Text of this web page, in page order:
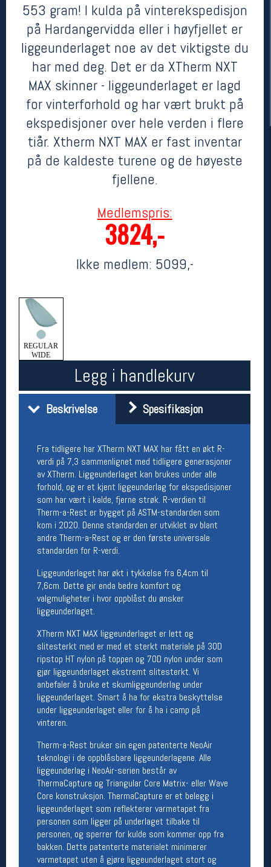
553 gram! I kulda på vinterekspedisjon
på Hardangervidda eller i høyfjellet er
liggeunderlaget noe av det viktigste du
har med deg. Det er da XTherm NXT
MAX skinner - liggeunderlaget er lagd
for vinterforhold og har vært brukt på
ekspedisjoner over hele verden i flere
tiår. Xtherm NXT MAX er fast inventar
på de kaldeste turene og de høyeste
fjellene.
Medlemspris:
3824,-
Ikke medlem: 5099,-
REGULAR
WIDE
Legg i handlekurv
Beskrivelse Spesifikasjon
Fra tidligere har XTherm NXT MAX har fått en økt R-
verdi på 7,3 sammenlignet med tidligere generasjoner
av XTherm. Liggeunderlaget kan brukes under alle
forhold, og er et kjent liggeunderlag for ekspedisjoner
som har vært i kalde, fjerne strøk. R-verdien til
Therm-a-Rest er bygget på ASTM-standarden som
kom i 2020. Denne standarden er utviklet av blant
andre Therm-a-Rest og er den første universale
standarden for R-verdi.
Liggeunderlaget har økt i tykkelse fra 6,4cm til
7,6cm. Dette gir enda bedre komfort og
valgmuligheter i hvor oppblåst du ønsker
liggeunderlaget.
XTherm NXT MAX liggeunderlaget er lett og
slitesterkt med er med et sterkt materiale på 30D
ripstop HT nylon på toppen og 70D nylon under som
gjør liggeunderlaget ekstremt slitesterkt. Vi
anbefaler å bruke et skumliggeunderlag under
liggeunderlaget. Smart å ha for ekstra beskyttelse
under liggeunderlaget eller for å ha i camp på
vinteren.
Therm-a-Rest bruker sin egen patenterte NeoAir
teknologi i de oppblåsbare liggeunderlagene. Alle
liggeunderlag i NeoAir-serien består av
ThermaCapture og Triangular Core Matrix- eller Wave
Core konstruksjon. ThermaCapture er et belegg i
liggeunderlaget som reflekterer varmetapet fra
personen som ligger på underlaget tilbake til
personen, og sperrer for kulde som kommer opp fra
bakken. Dette patenterte materialet minimerer
varmetapet uten å gjøre liggeunderlaget stort og
(telefontid man-fredag klokken 10-13)
Kontakt oss
Åpningstider butikk
Man-Fredag:
11-16
Team Oslo Sportslager
Medlemstilbud og aktiviteter
MELD DEG INN GRATIS
Åpningstider verkstedet
Man-Fredag:
11-18
Lørdag:
11-16
Om verkstedet
For å bestille time må du logge inn i
nettbutikken og trykke på den nederste blå
linjen
Betingelser
Salgsbetingelser
Personsvernerklæring
Informasjonskapsler
Bærekraft
Org. nr: 976754360
Ledige stillinger
Ledige stillinger
Følg oss på